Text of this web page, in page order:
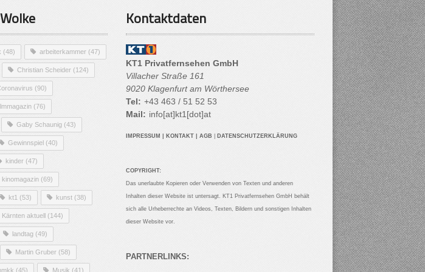
(48) arbeiterkammer (47)
Christian Scheider (124)
(90)
(76)
Gaby Schaunig (43)
Gewinnspiel (40)
kinder (47)
kinomagazin (69)
kt1 (53) kunst (38)
Kärnten aktuell (144)
landtag (49)
Martin Gruber (58)
(45) Musik (41)
Kontaktdaten
KT1 Privatfernsehen GmbH
Villacher Straße 161
9020 Klagenfurt am Wörthersee
Tel: +43 463 / 51 52 53
Mail: info[at]kt1[dot]at
IMPRESSUM KONTAKT AGB DATENSCHUTZERKLÄRUNG
COPYRIGHT:
Das unerlaubte Kopieren oder Verwenden von Texten und anderen
Inhalten dieser Website ist untersagt. KT1 Privatfernsehen GmbH behält
sich alle Urheberrechte an Videos, Texten, Bildern und sonstigen Inhalten
dieser Website vor.
PARTNERLINKS: